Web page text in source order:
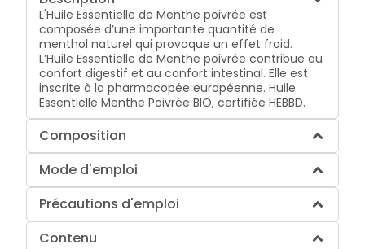
L'Huile Essentielle de Menthe poivrée est
composée d’une importante quantité de
menthol naturel qui provoque un effet froid.
L’Huile Essentielle de Menthe poivrée contribue au
confort digestif et au confort intestinal. Elle est
inscrite à la pharmacopée européenne. Huile
Essentielle Menthe Poivrée BIO, certifiée HEBBD.
Composition
Mode d'emploi
Précautions d'emploi
Contenu